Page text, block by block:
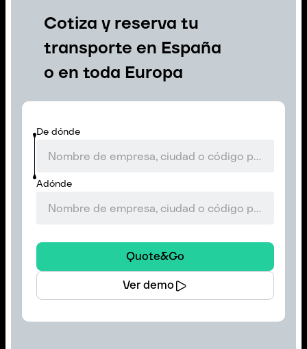
Cotiza y reserva tu
transporte en España
o en toda Europa
De dónde
Adónde
Quote&Go
Ver demo